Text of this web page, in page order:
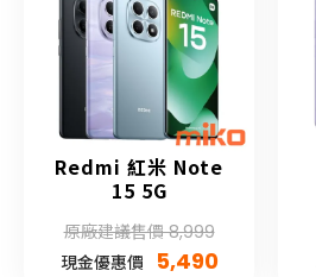
Redmi 紅米 Note
15 5G
原廠建議售價 8,999
現金優惠價
5,490